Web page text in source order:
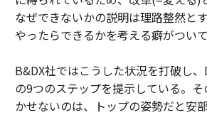
なぜできないかの説明は理路整然と
やったらできるかを考える癖がつい
B&DX社ではこうした状況を打破し
の9つのステップを提示している。
かせないのは、トップの姿勢だと安